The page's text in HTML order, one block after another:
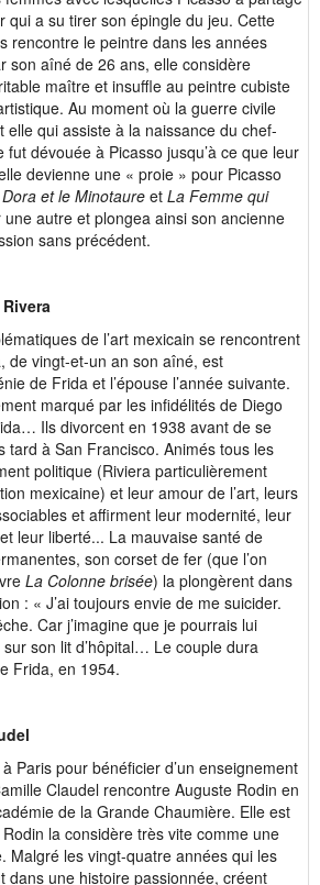
qui a su tirer son épingle du jeu. Cette
rencontre le peintre dans les années
son aîné de 26 ans, elle considère
maître et insuffle au peintre cubiste
Au moment où la guerre civile
elle qui assiste à la naissance du chef-
fut dévouée à Picasso jusqu’à ce que leur
devienne une « proie » pour Picasso
Dora et le Minotaure et La Femme qui
autre et plongea ainsi son ancienne
sans précédent.
de l’art mexicain se rencontrent
de vingt-et-un an son aîné, est
de Frida et l’épouse l’année suivante.
marqué par les infidélités de Diego
Ils divorcent en 1938 avant de se
tard à San Francisco. Animés tous les
politique (Riviera particulièrement
mexicaine) et leur amour de l’art, leurs
et affirment leur modernité, leur
leur liberté... La mauvaise santé de
son corset de fer (que l’on
La Colonne brisée) la plongèrent dans
: « J’ai toujours envie de me suicider.
Car j’imagine que je pourrais lui
son lit d’hôpital… Le couple dura
Frida, en 1954.
Paris pour bénéficier d’un enseignement
Claudel rencontre Auguste Rodin en
de la Grande Chaumière. Elle est
la considère très vite comme une
Malgré les vingt-quatre années qui les
dans une histoire passionnée, créent